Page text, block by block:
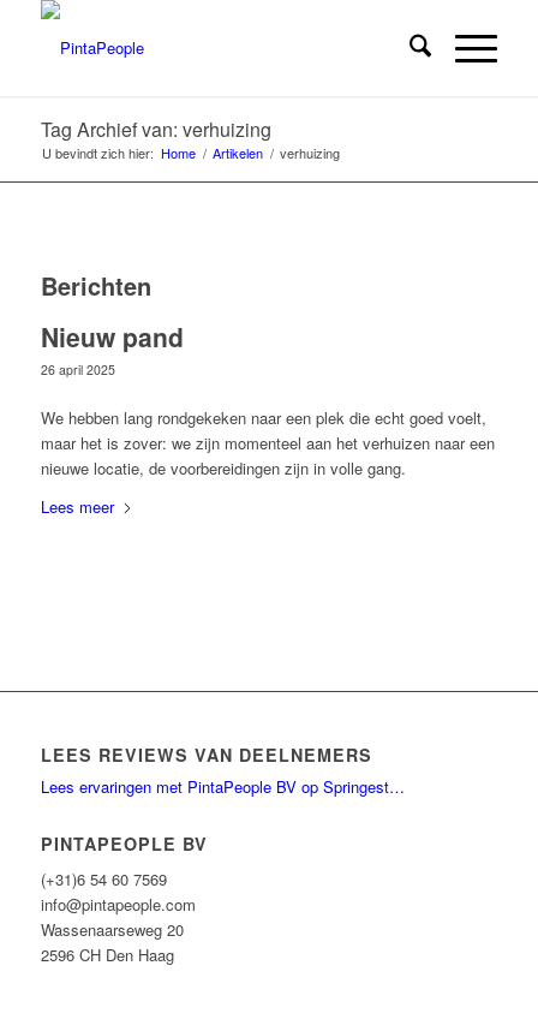
Tag Archief van: verhuizing
U bevindt zich hier: Home / Artikelen / verhuizing
Berichten
Nieuw pand
26 april 2025
We hebben lang rondgekeken naar een plek die echt goed voelt,
maar het is zover: we zijn momenteel aan het verhuizen naar een
nieuwe locatie, de voorbereidingen zijn in volle gang.
Lees meer
LEES REVIEWS VAN DEELNEMERS
Lees ervaringen met PintaPeople BV op Springest…
PINTAPEOPLE BV
(+31)6 54 60 7569
info@pintapeople.com
Wassenaarseweg 20
2596 CH Den Haag